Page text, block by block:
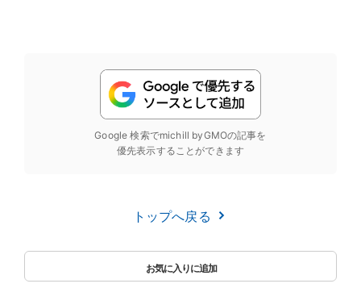
Google 検索でmichill byGMOの記事を
優先表示することができます
トップへ戻る